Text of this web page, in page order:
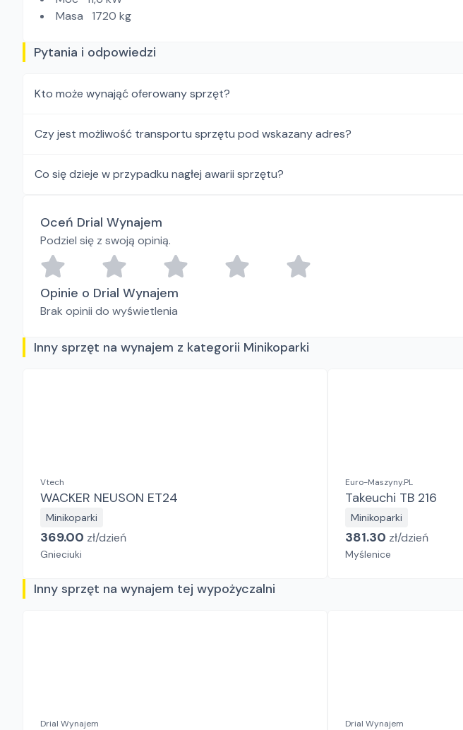
Masa 1720 kg
Pytania i odpowiedzi
Kto może wynająć oferowany sprzęt?
Czy jest możliwość transportu sprzętu pod wskazany adres?
Co się dzieje w przypadku nagłej awarii sprzętu?
Oceń Drial Wynajem
Podziel się z swoją opinią.
Opinie o Drial Wynajem
Brak opinii do wyświetlenia
Inny sprzęt na wynajem z kategorii Minikoparki
Vtech
WACKER NEUSON ET24
Minikoparki
369.00 zł/dzień
Gnieciuki
Euro-Maszyny.PL
Takeuchi TB 216
Minikoparki
381.30 zł/dzień
Myślenice
Inny sprzęt na wynajem tej wypożyczalni
Drial Wynajem Drial Wynajem